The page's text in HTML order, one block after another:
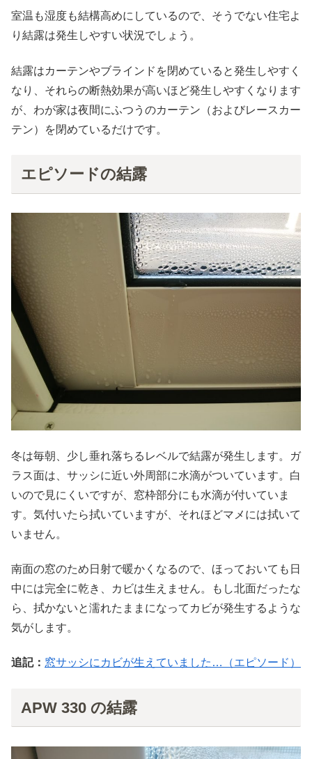
室温も湿度も結構高めにしているので、そうでない住宅よ
り結露は発生しやすい状況でしょう。
結露はカーテンやブラインドを閉めていると発生しやすく
なり、それらの断熱効果が高いほど発生しやすくなります
が、わが家は夜間にふつうのカーテン（およびレースカー
テン）を閉めているだけです。
エピソードの結露
冬は毎朝、少し垂れ落ちるレベルで結露が発生します。ガ
ラス面は、サッシに近い外周部に水滴がついています。白
いので見にくいですが、窓枠部分にも水滴が付いていま
す。気付いたら拭いていますが、それほどマメには拭いて
いません。
南面の窓のため日射で暖かくなるので、ほっておいても日
中には完全に乾き、カビは生えません。もし北面だったな
ら、拭かないと濡れたままになってカビが発生するような
気がします。
追記： 窓サッシにカビが生えていました…（エピソード）
APW 330 の結露